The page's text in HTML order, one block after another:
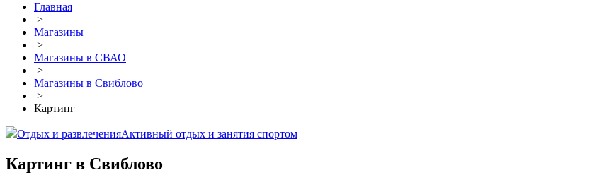
Главная
>
Магазины
>
Магазины в СВАО
>
Магазины в Свиблово
>
Картинг
Отдых и развлеченияАктивный отдых и занятия спортом
Картинг в Свиблово